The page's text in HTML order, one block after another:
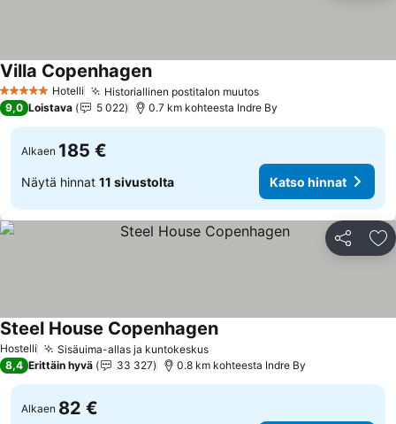
5 Tähtiluokitus
Hotelli Historiallinen postitalon muutosKatso hinnat
Villa CopenhagenKatso hinnat
9,0 Loistava 5 022 0.7 km kohteesta Indre By
Alkaen 185 €
Näytä hinnat 11 sivustolta Katso hinnat
Jaa
Hostelli Sisäuima-allas ja kuntokeskusKatso hinnat
Steel House CopenhagenKatso hinnat
8,4 Erittäin hyvä 33 327 0.8 km kohteesta Indre By
Alkaen 82 €